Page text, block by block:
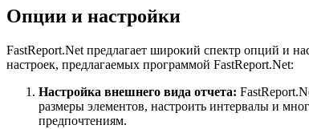
Опции и настройки
FastReport.Net предлагает широкий спектр опций и
настроек, предлагаемых программой FastReport.Net:
Настройка внешнего вида отчета:
размеры элементов, настроить интервалы и
предпочтениям.